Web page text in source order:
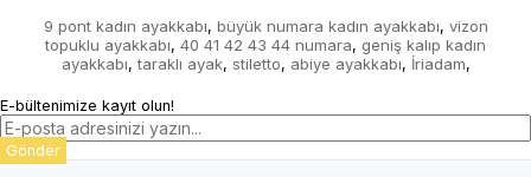
9 pont kadın ayakkabı, büyük numara kadın ayakkabı, vizon
topuklu ayakkabı, 40 41 42 43 44 numara, geniş kalıp kadın
ayakkabı, taraklı ayak, stiletto, abiye ayakkabı, İriadam,
E-bültenimize kayıt olun!
Gönder